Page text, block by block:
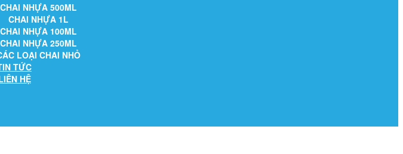
CHAI NHỰA 500ML
CHAI NHỰA 1L
CHAI NHỰA 100ML
CHAI NHỰA 250ML
LOẠI CHAI NHỎ
TỨC
HỆ